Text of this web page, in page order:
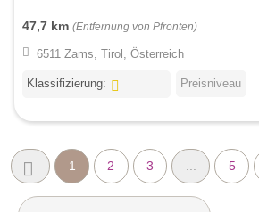
47,7 km (Entfernung von Pfronten)
6511 Zams, Tirol, Österreich
Klassifizierung: Preisniveau
1 2 3 5